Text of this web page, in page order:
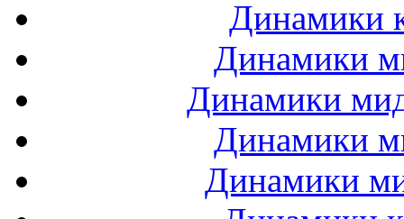
Динамики
Динамики
Динамики
Динамики
Динамики